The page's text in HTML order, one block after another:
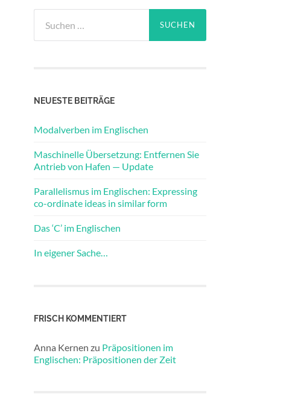
nach:
NEUESTE BEITRÄGE
Modalverben im Englischen
Maschinelle Übersetzung: Entfernen Sie
Antrieb von Hafen — Update
Parallelismus im Englischen: Expressing
co-ordinate ideas in similar form
Das ‘C’ im Englischen
In eigener Sache…
FRISCH KOMMENTIERT
Anna Kernen zu Präpositionen im
Englischen: Präpositionen der Zeit